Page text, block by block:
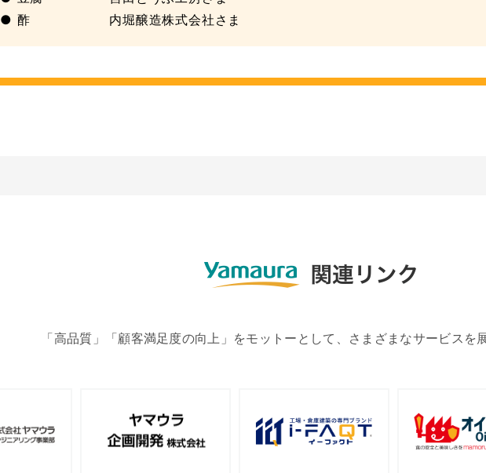
● 酢 内堀醸造株式会社さま
「高品質」「顧客満足度の向上」をモットーとして、さまざまなサービスを